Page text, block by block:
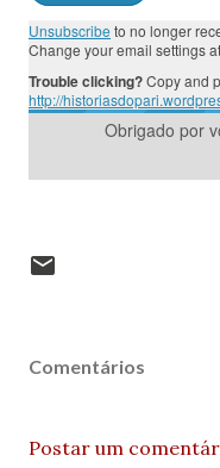
Unsubscribe to no longer
Change your email settings at
Trouble clicking?Copy and
http://
Obrigado por
Comentários
Postar um